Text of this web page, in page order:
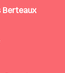
Berteaux